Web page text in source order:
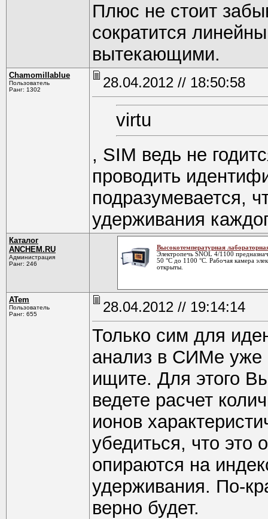
Плюс не стоит
сократится
вытекающими.
Chamomillablue
Пользователь
Ранг: 1302
28.04.2012 // 18:50:58
virtu
, SIM ведь не
проводить
подразумевается,
удерживания
Каталог
ANCHEM.RU
Администрация
Ранг: 246
Высокотемпературная
Электропечь SNOL 4/1100
50 °С до 1100 °С. Рабочая камера
открыты.
ATem
Пользователь
Ранг: 655
28.04.2012 // 19:14:14
Только сим для
анализ в СИМе уже
ищите. Для этого
ведете расчет
ионов
убедиться, что это
опираются на
удерживания. По-
верно будет.